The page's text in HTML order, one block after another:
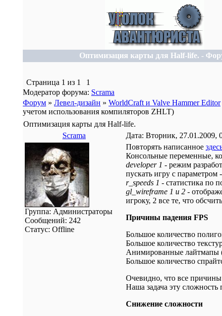
Оптимизация карты для Half-life. -
Страница 1 из 1
1
Модератор форума: Scrama
Форум » Левел-дизайн » WorldCraft и Valve Hammer Editor
учетом использования компиляторов ZHLT)
Оптимизация карты для Half-life.
Scrama
Дата: Вторник,
Группа: Администраторы
Сообщений: 242
Статус: Offline
Повторять написанное
Консольные переменные,
developer 1 - режим
пускать игру с параметром
r_speeds 1 - статистика по
gl_wireframe 1 и 2 -
игроку, 2 все те, что
Причины падения FPS
Большое количество
Большое количество
Анимированные лайтмапы
Большое количество
Очевидно, что все
Наша задача эту сложность
Снижение сложности